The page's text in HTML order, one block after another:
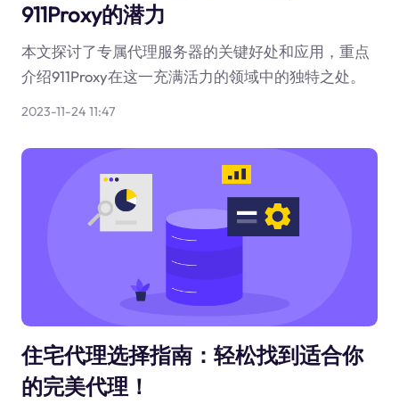
911Proxy的潜力
本文探讨了专属代理服务器的关键好处和应用，重点
介绍911Proxy在这一充满活力的领域中的独特之处。
2023-11-24 11:47
住宅代理选择指南：轻松找到适合你
的完美代理！